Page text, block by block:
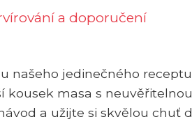
a doporučení
našeho jedinečného
kousek masa s
a užijte si skvělou chuť